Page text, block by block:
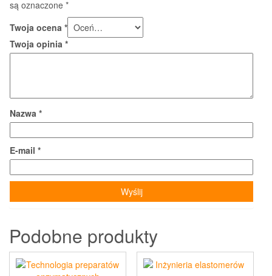
są oznaczone *
Twoja ocena *
Twoja opinia *
Nazwa *
E-mail *
Podobne produkty